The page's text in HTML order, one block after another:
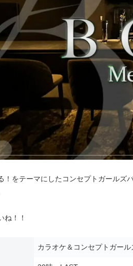
！をテーマにしたコンセプトガール
ね！！
カラオケ＆コンセプトガー